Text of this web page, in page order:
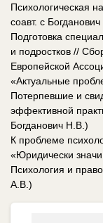
Психологическая
соавт. с
Подготовка
и подростков //
Европейской
«Актуальные
Потерпевшие и
эффективной
Богданович Н.В.)
К проблеме
«Юридически
Психология и
А.В.)